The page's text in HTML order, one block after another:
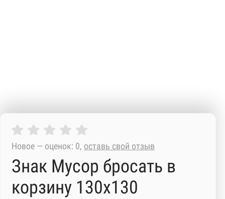
Новое — оценок: 0, оставь свой отзыв
Знак Мусор бросать в
корзину 130х130